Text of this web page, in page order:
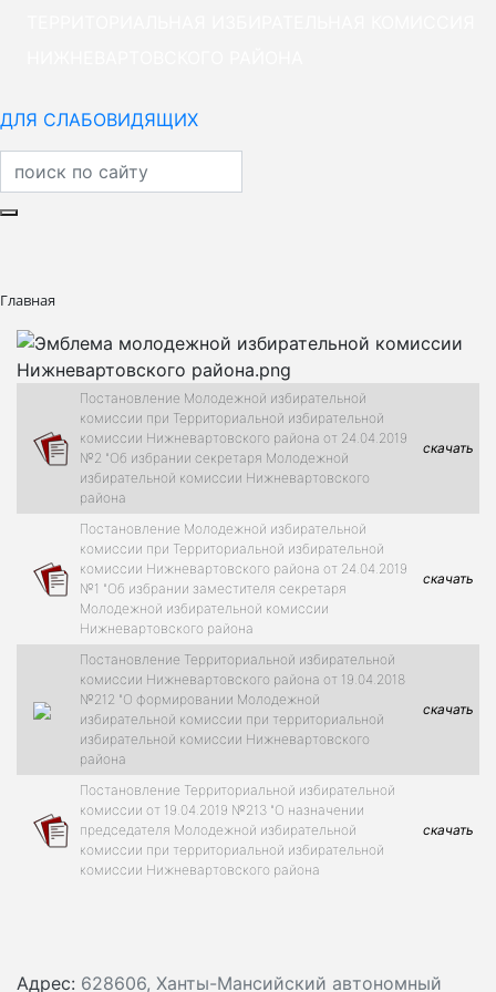
ДЛЯ СЛАБОВИДЯЩИХ
Главная
Постановление Молодежной избирательной
комиссии при Территориальной избирательной
комиссии Нижневартовского района от 24.04.2019
№2 "Об избрании секретаря Молодежной
избирательной комиссии Нижневартовского
района
скачать
Постановление Молодежной избирательной
комиссии при Территориальной избирательной
комиссии Нижневартовского района от 24.04.2019
№1 "Об избрании заместителя секретаря
Молодежной избирательной комиссии
Нижневартовского района
скачать
Постановление Территориальной избирательной
комиссии Нижневартовского района от 19.04.2018
№212 "О формировании Молодежной
избирательной комиссии при территориальной
избирательной комиссии Нижневартовского
района
скачать
Постановление Территориальной избирательной
комиссии от 19.04.2019 №213 "О назначении
председателя Молодежной избирательной
комиссии при территориальной избирательной
комиссии Нижневартовского района
скачать
Адрес: 628606, Ханты-Мансийский автономный